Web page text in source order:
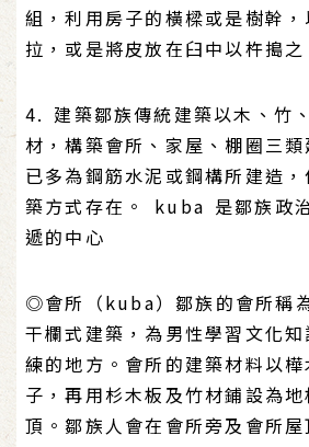
組，利用房子的橫樑或是樹幹
拉，或是將皮放在臼中以杵搗之
4. 建築鄒族傳統建築以木、竹
材，構築會所、家屋、棚圈三
已多為鋼筋水泥或鋼構所建造
築方式存在。 kuba 是鄒族政
遞的中心
◎會所（kuba）鄒族的會所稱
干欄式建築，為男性學習文化
練的地方。會所的建築材料以
子，再用杉木板及竹材鋪設為
頂。鄒族人會在會所旁及會所